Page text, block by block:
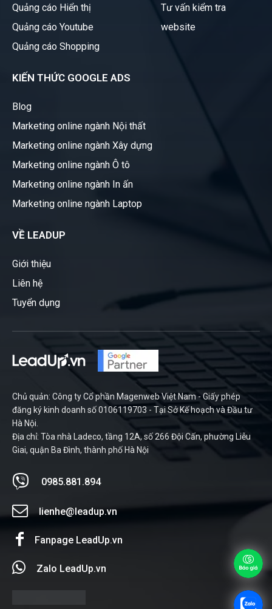
Quảng cáo Hiển thị
Quảng cáo Youtube
Quảng cáo Shopping
Tư vấn kiểm tra
website
KIẾN THỨC GOOGLE ADS
Blog
Marketing online ngành Nội thất
Marketing online ngành Xây dựng
Marketing online ngành Ô tô
Marketing online ngành In ấn
Marketing online ngành Laptop
VỀ LEADUP
Giới thiệu
Liên hệ
Tuyển dụng
Chủ quản: Công ty Cổ phần Magenweb Việt Nam - Giấy phép
đăng ký kinh doanh số 0106119703 - Tại Sở Kế hoạch và Đầu tư
Hà Nội.
Địa chỉ: Tòa nhà Ladeco, tầng 12A, số 266 Đội Cấn, phường Liễu
Giai, quận Ba Đình, thành phố Hà Nội
0985.881.894
lienhe@leadup.vn
Fanpage LeadUp.vn
Zalo LeadUp.vn